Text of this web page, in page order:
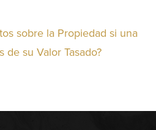
sobre la Propiedad si una
de su Valor Tasado?